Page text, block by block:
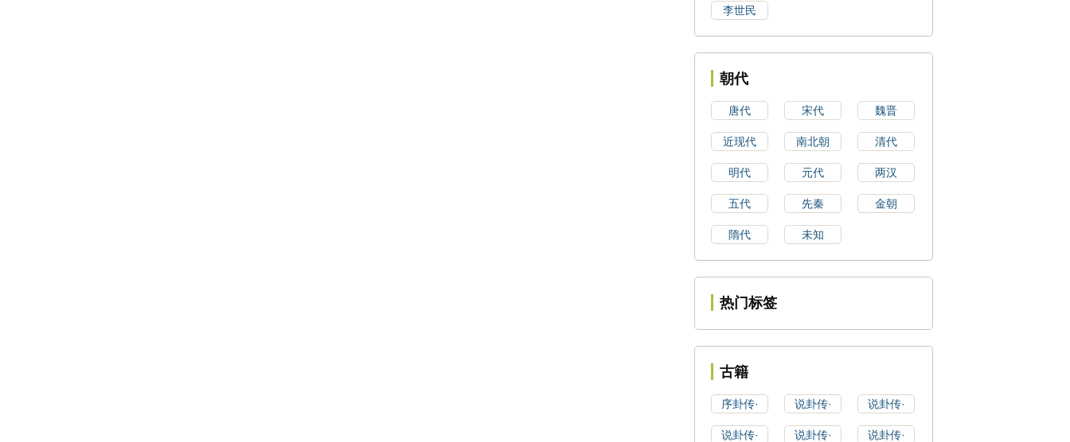
李世民
朝代
唐代 宋代 魏晋
近现代 南北朝 清代
明代 元代 两汉
五代 先秦 金朝
隋代 未知
热门标签
古籍
序卦传· 说卦传· 说卦传·
说卦传· 说卦传· 说卦传·